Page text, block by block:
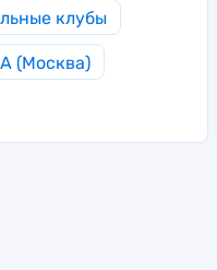
клубы
(Москва)